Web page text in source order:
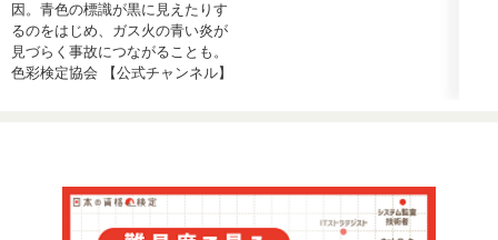
因。青色の標識が黒に見えたりす
るのをはじめ、ガス火の青い炎が
見づらく事故につながることも。
色彩検定協会 【公式チャンネル】